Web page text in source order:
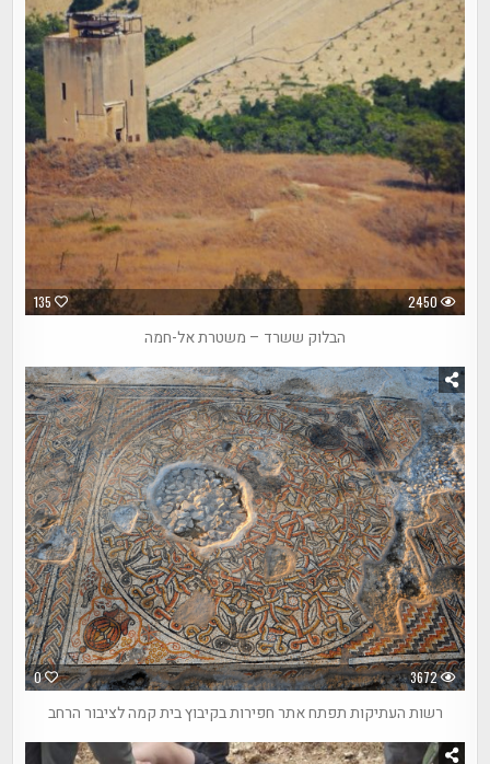
135 2450
הבלוק ששרד – משטרת אל-חמה
0 3672
רשות העתיקות תפתח אתר חפירות בקיבוץ בית קמה לציבור הרחב